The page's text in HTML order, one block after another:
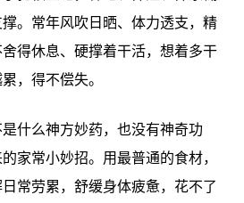
。常年风吹日晒、体力透支，精
得休息、硬撑着干活，想着多干
，得不偿失。
什么神方妙药，也没有神奇功
家常小妙招。用最普通的食材，
常劳累，舒缓身体疲惫，花不了